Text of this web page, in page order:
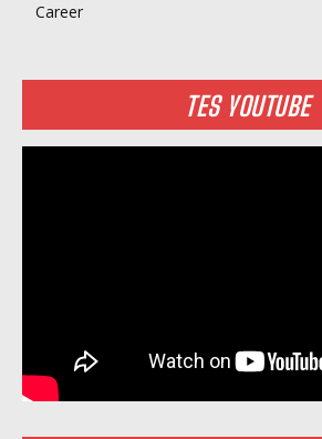
Career
TES YOUTUBE